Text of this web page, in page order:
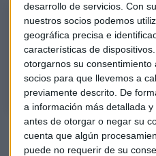
desarrollo de servicios. Con
nuestros socios podemos
geográfica precisa e
características de
otorgarnos su
socios para que llevemos a
previamente descrito. De
a información más detallada
antes de otorgar o negar su
cuenta que algún
puede no requerir de su
Consultorio | El nivel que
Eduardo Bolinches, analista técnico
títulos de Airbus, BBVA, Elecnor, Eli
otros.